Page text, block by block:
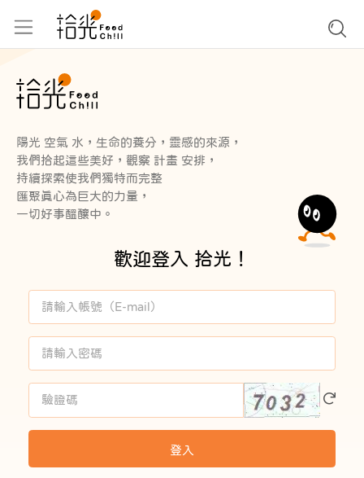
陽光 空氣 水，生命的養分，靈感的來源，
我們拾起這些美好，觀察 計畫 安排，
持續探索使我們獨特而完整
匯聚真心為巨大的力量，
一切好事醞釀中。
歡迎登入 拾光！